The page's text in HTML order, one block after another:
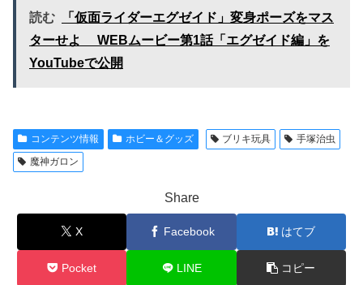
読む
「仮面ライダーエグゼイド」変身ポーズをマス
ターせよ WEBムービー第1話「エグゼイド編」を
YouTubeで公開
コンテンツ情報 ホビー＆グッズ ブリキ玩具
手塚治虫
魔神ガロン
Share
X Facebook はてブ
Pocket LINE コピー